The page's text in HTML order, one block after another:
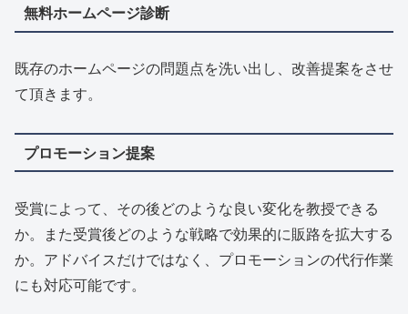
無料ホームページ診断
既存のホームページの問題点を洗い出し、改善提案をさせ
て頂きます。
プロモーション提案
受賞によって、その後どのような良い変化を教授できる
か。また受賞後どのような戦略で効果的に販路を拡大する
か。アドバイスだけではなく、プロモーションの代行作業
にも対応可能です。